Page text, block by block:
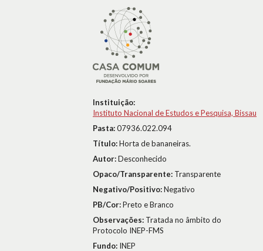
Instituição:
Instituto Nacional de Estudos e Pesquisa, Bissau
Pasta:07936.022.094
Título:Horta de bananeiras.
Autor:Desconhecido
Opaco/Transparente: Transparente
Negativo/Positivo:Negativo
PB/Cor:Preto e Branco
Observações: Tratada no âmbito do
Protocolo INEP-FMS
Fundo: INEP